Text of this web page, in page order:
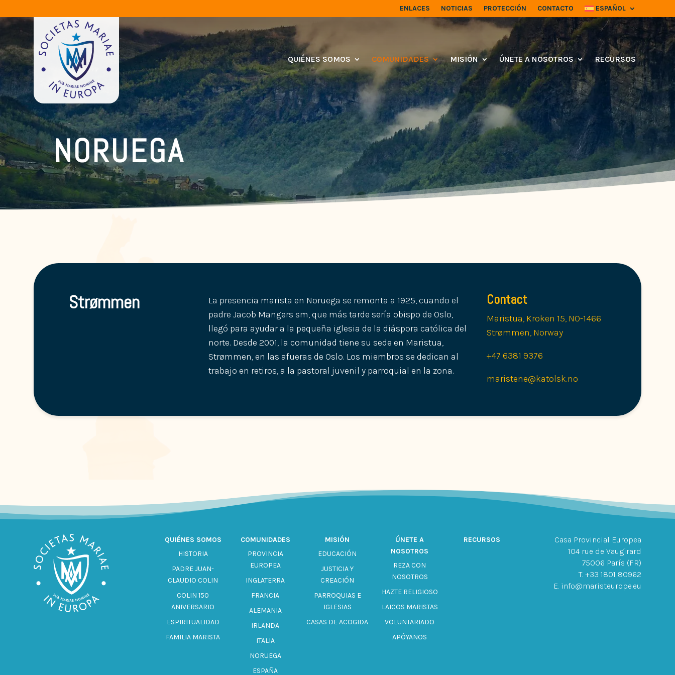
ENLACES NOTICIAS PROTECCIÓN CONTACTO ESPAÑOL
QUIÉNES SOMOS COMUNIDADES MISIÓN ÚNETE A NOSOTROS RECURSOS
NORUEGA
Strømmen
La presencia marista en Noruega se remonta a 1925, cuando el
padre Jacob Mangers sm, que más tarde sería obispo de Oslo,
llegó para ayudar a la pequeña iglesia de la diáspora católica del
norte. Desde 2001, la comunidad tiene su sede en Maristua,
Strømmen, en las afueras de Oslo. Los miembros se dedican al
trabajo en retiros, a la pastoral juvenil y parroquial en la zona.
Contact
Maristua, Kroken 15, NO-1466
Strømmen, Norway
+47 6381 9376
maristene@katolsk.no
QUIÉNES SOMOS
HISTORIA
PADRE JUAN-
CLAUDIO COLIN
COLIN 150
ANIVERSARIO
ESPIRITUALIDAD
FAMILIA MARISTA
COMUNIDADES
PROVINCIA
EUROPEA
INGLATERRA
FRANCIA
ALEMANIA
IRLANDA
ITALIA
NORUEGA
ESPAÑA
MISIÓN
EDUCACIÓN
JUSTICIA Y
CREACIÓN
PARROQUIAS E
IGLESIAS
CASAS DE ACOGIDA
ÚNETE A
NOSOTROS
REZA CON
NOSOTROS
HAZTE RELIGIOSO
LAICOS MARISTAS
VOLUNTARIADO
APÓYANOS
RECURSOS
Casa Provincial Europea
104 rue de Vaugirard
75006 París (FR)
T. +33 1801 80962
E. info@maristeurope.eu